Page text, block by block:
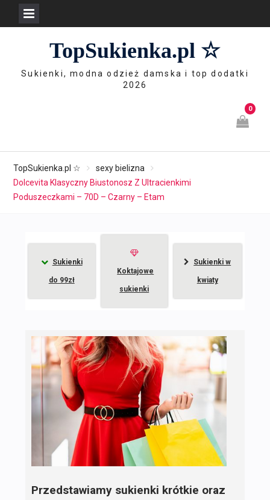
TopSukienka.pl ☆
Sukienki, modna odzież damska i top dodatki
2026
0
TopSukienka.pl ☆
sexy bielizna
Dolcevita Klasyczny Biustonosz Z Ultracienkimi
Poduszeczkami – 70D – Czarny – Etam
Sukienki
do 99zł
Koktajowe
sukienki
Sukienki w
kwiaty
Przedstawiamy sukienki krótkie oraz